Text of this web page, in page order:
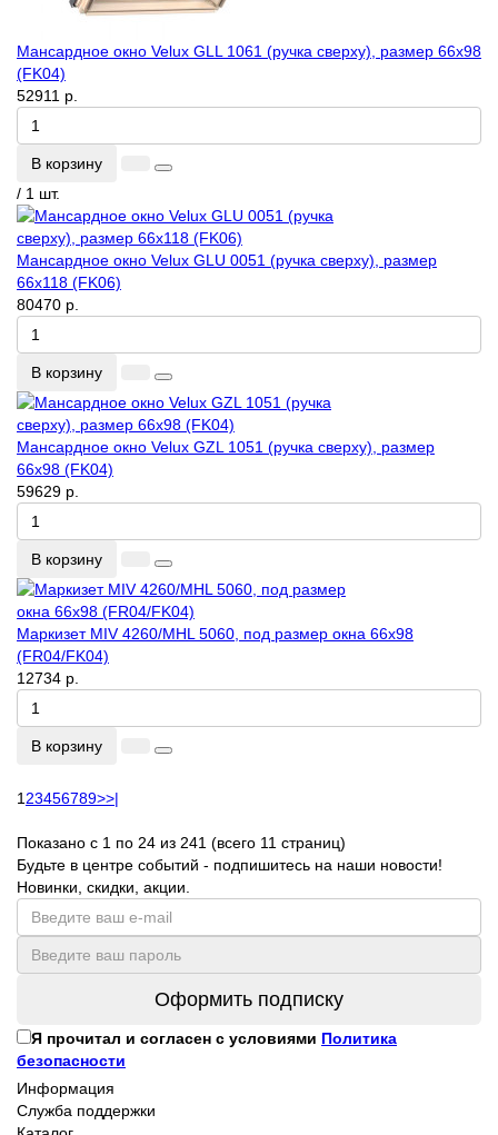
Мансардное окно Velux GLL 1061 (ручка сверху), размер 66x98
(FK04)
52911 р.
В корзину
/ 1 шт.
Мансардное окно Velux GLU 0051 (ручка сверху), размер
66x118 (FK06)
80470 р.
В корзину
Мансардное окно Velux GZL 1051 (ручка сверху), размер
66x98 (FK04)
59629 р.
В корзину
Маркизет MIV 4260/MHL 5060, под размер окна 66x98
(FR04/FK04)
12734 р.
В корзину
1 23456789>>|
Показано с 1 по 24 из 241 (всего 11 страниц)
Будьте в центре событий - подпишитесь на наши новости!
Новинки, скидки, акции.
Оформить подписку
Я прочитал и согласен с условиями Политика
безопасности
Информация
Служба поддержки